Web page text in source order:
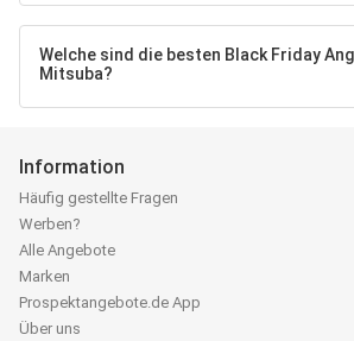
Welche sind die besten Black Friday
Mitsuba?
Information
Häufig gestellte Fragen
Werben?
Alle Angebote
Marken
Prospektangebote.de App
Über uns